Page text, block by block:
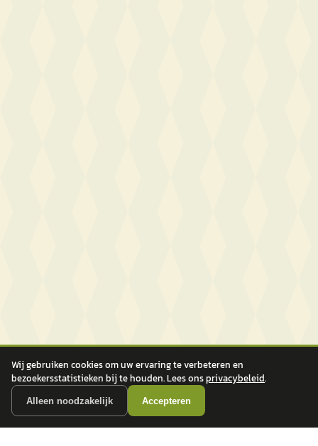
Wij gebruiken cookies om uw ervaring te verbeteren en
bezoekersstatistieken bij te houden. Lees onsprivacybeleid.
Alleen noodzakelijk Accepteren